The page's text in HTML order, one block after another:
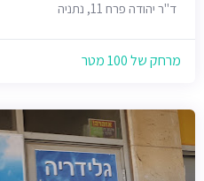
ד"ר יהודה פרח 11, נתניה
מרחק של 100 מטר